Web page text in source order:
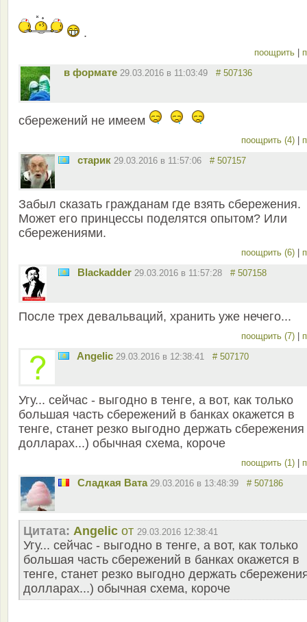
.
поощрить
в формате 29.03.2016 в 11:03:49 # 507136
сбережений не имеем
поощрить (4)
старик 29.03.2016 в 11:57:06 # 507157
Забыл сказать гражданам где взять сбережения.
Может его принцессы поделятся опытом? Или
сбережениями.
поощрить (6)
Blackadder 29.03.2016 в 11:57:28 # 507158
После трех девальваций, хранить уже нечего...
поощрить (7)
Angelic 29.03.2016 в 12:38:41 # 507170
Угу... сейчас - выгодно в тенге, а вот, как только
большая часть сбережений в банках окажется в
тенге, станет резко выгодно держать сбережения
долларах...) обычная схема, короче
поощрить (1)
Сладкая Вата 29.03.2016 в 13:48:39 # 507186
Цитата: Angelic от 29.03.2016 12:38:41
Угу... сейчас - выгодно в тенге, а вот, как только
большая часть сбережений в банках окажется в
тенге, станет резко выгодно держать
долларах...) обычная схема, короче